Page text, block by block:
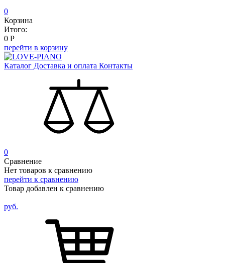
0
Корзина
Итого:
0 Р
перейти в корзину
Каталог Доставка и оплата Контакты
0
Сравнение
Нет товаров к сравнению
перейти к сравнению
Товар добавлен к сравнению
руб.